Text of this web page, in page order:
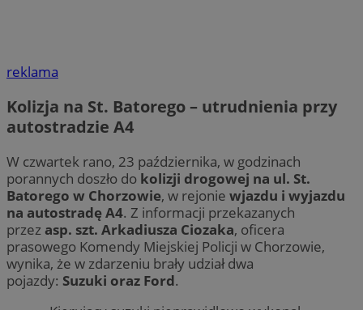
reklama
Kolizja na St. Batorego – utrudnienia przy
autostradzie A4
W czwartek rano, 23 października, w godzinach
porannych doszło do kolizji drogowej na ul. St.
Batorego w Chorzowie, w rejonie wjazdu i wyjazdu
na autostradę A4. Z informacji przekazanych
przez asp. szt. Arkadiusza Ciozaka, oficera
prasowego Komendy Miejskiej Policji w Chorzowie,
wynika, że w zdarzeniu brały udział dwa
pojazdy: Suzuki oraz Ford.